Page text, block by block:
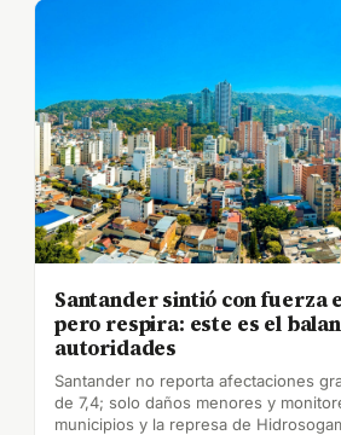
Santander sintió con fuerza
pero respira: este es el
autoridades
Santander no reporta afectaciones
de 7,4; solo daños menores y
municipios y la represa de